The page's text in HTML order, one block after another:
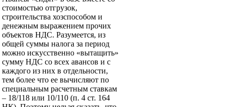
стоимостью отгрузок,
строительства хозспособом и
денежным выражением прочих
объектов НДС. Разумеется, из
общей суммы налога за период
можно искусственно «вытащить»
сумму НДС со всех авансов и с
каждого из них в отдельности,
тем более что ее вычисляют по
специальным расчетным ставкам
– 18/118 или 10/110 (п. 4 ст. 164